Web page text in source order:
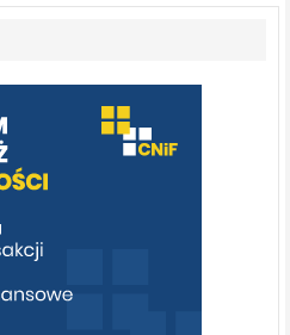
–
warto
poznać
[fotorelacja]